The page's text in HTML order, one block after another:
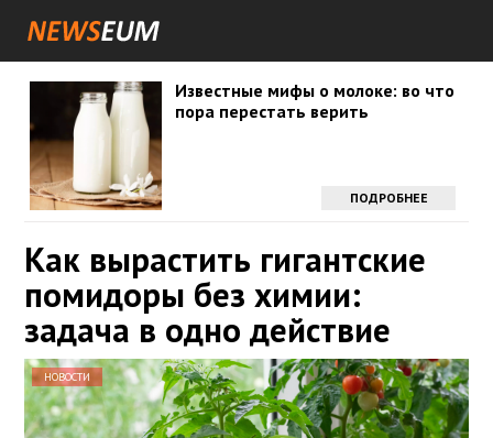
Известные мифы о молоке: во что
пора перестать верить
ПОДРОБНЕЕ
Как вырастить гигантские
помидоры без химии:
задача в одно действие
НОВОСТИ